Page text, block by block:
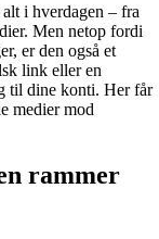
i hverdagen – fra
Men netop fordi
er den også et
link eller en
til dine konti. Her får
medier mod
rammer